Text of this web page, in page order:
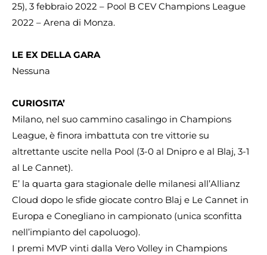
25), 3 febbraio 2022 – Pool B CEV Champions League
2022 – Arena di Monza.
LE EX DELLA GARA
Nessuna
CURIOSITA’
Milano, nel suo cammino casalingo in Champions
League, è finora imbattuta con tre vittorie su
altrettante uscite nella Pool (3-0 al Dnipro e al Blaj, 3-1
al Le Cannet).
E’ la quarta gara stagionale delle milanesi all’Allianz
Cloud dopo le sfide giocate contro Blaj e Le Cannet in
Europa e Conegliano in campionato (unica sconfitta
nell’impianto del capoluogo).
I premi MVP vinti dalla Vero Volley in Champions